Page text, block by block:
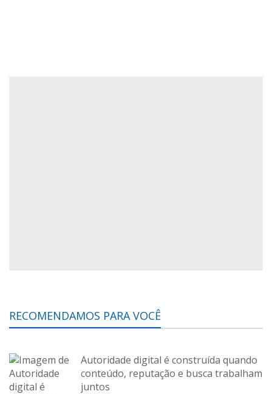
RECOMENDAMOS PARA VOCÊ
Autoridade digital é construída quando
conteúdo, reputação e busca trabalham
juntos